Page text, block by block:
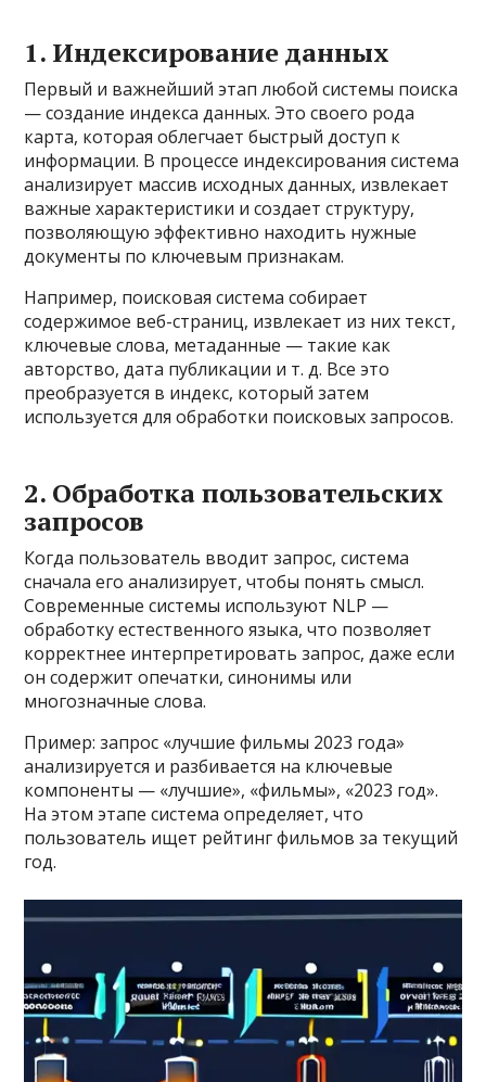
1. Индексирование данных
Первый и важнейший этап любой системы поиска
— создание индекса данных. Это своего рода
карта, которая облегчает быстрый доступ к
информации. В процессе индексирования система
анализирует массив исходных данных, извлекает
важные характеристики и создает структуру,
позволяющую эффективно находить нужные
документы по ключевым признакам.
Например, поисковая система собирает
содержимое веб-страниц, извлекает из них текст,
ключевые слова, метаданные — такие как
авторство, дата публикации и т. д. Все это
преобразуется в индекс, который затем
используется для обработки поисковых запросов.
2. Обработка пользовательских
запросов
Когда пользователь вводит запрос, система
сначала его анализирует, чтобы понять смысл.
Современные системы используют NLP —
обработку естественного языка, что позволяет
корректнее интерпретировать запрос, даже если
он содержит опечатки, синонимы или
многозначные слова.
Пример: запрос «лучшие фильмы 2023 года»
анализируется и разбивается на ключевые
компоненты — «лучшие», «фильмы», «2023 год».
На этом этапе система определяет, что
пользователь ищет рейтинг фильмов за текущий
год.